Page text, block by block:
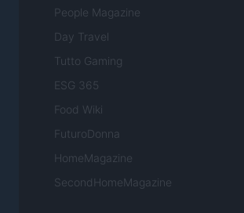
People Magazine
Day Travel
Tutto Gaming
ESG 365
Food Wiki
FuturoDonna
HomeMagazine
SecondHomeMagazine